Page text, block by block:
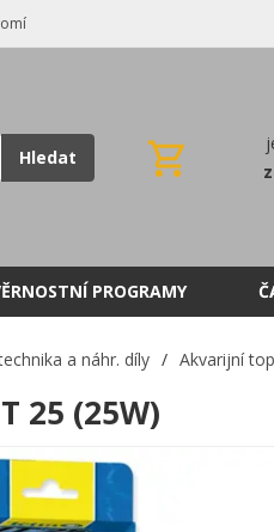
Hledat
PROGRAMY
a náhr. díly / Akvarijní
25 (25W)